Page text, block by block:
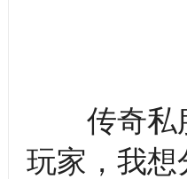
传奇私服
玩家，我想